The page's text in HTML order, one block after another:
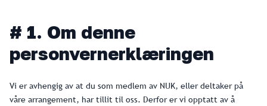
# 1. Om denne
personvernerklæringen
Vi er avhengig av at du som medlem av NUK, eller deltaker på
våre arrangement, har tillit til oss. Derfor er vi opptatt av å